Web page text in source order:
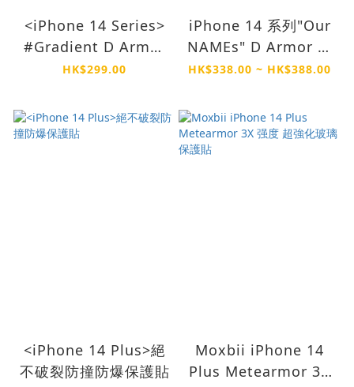
<iPhone 14 Series>
#Gradient D Armor
不變黃 軍事防撞殼
HK$299.00
iPhone 14 系列"Our
NAMEs" D Armor 防
撞殼
HK$338.00 ~ HK$388.00
<iPhone 14 Plus>絕
不破裂防撞防爆保護貼
Moxbii iPhone 14
Plus Metearmor 3X